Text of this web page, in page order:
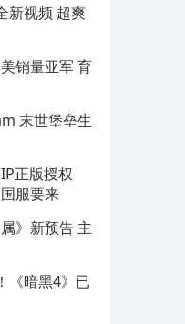
新视频 超爽
销量亚军 育
末世堡垒生
正版授权
服要来
》新预告 主
《暗黑4》已